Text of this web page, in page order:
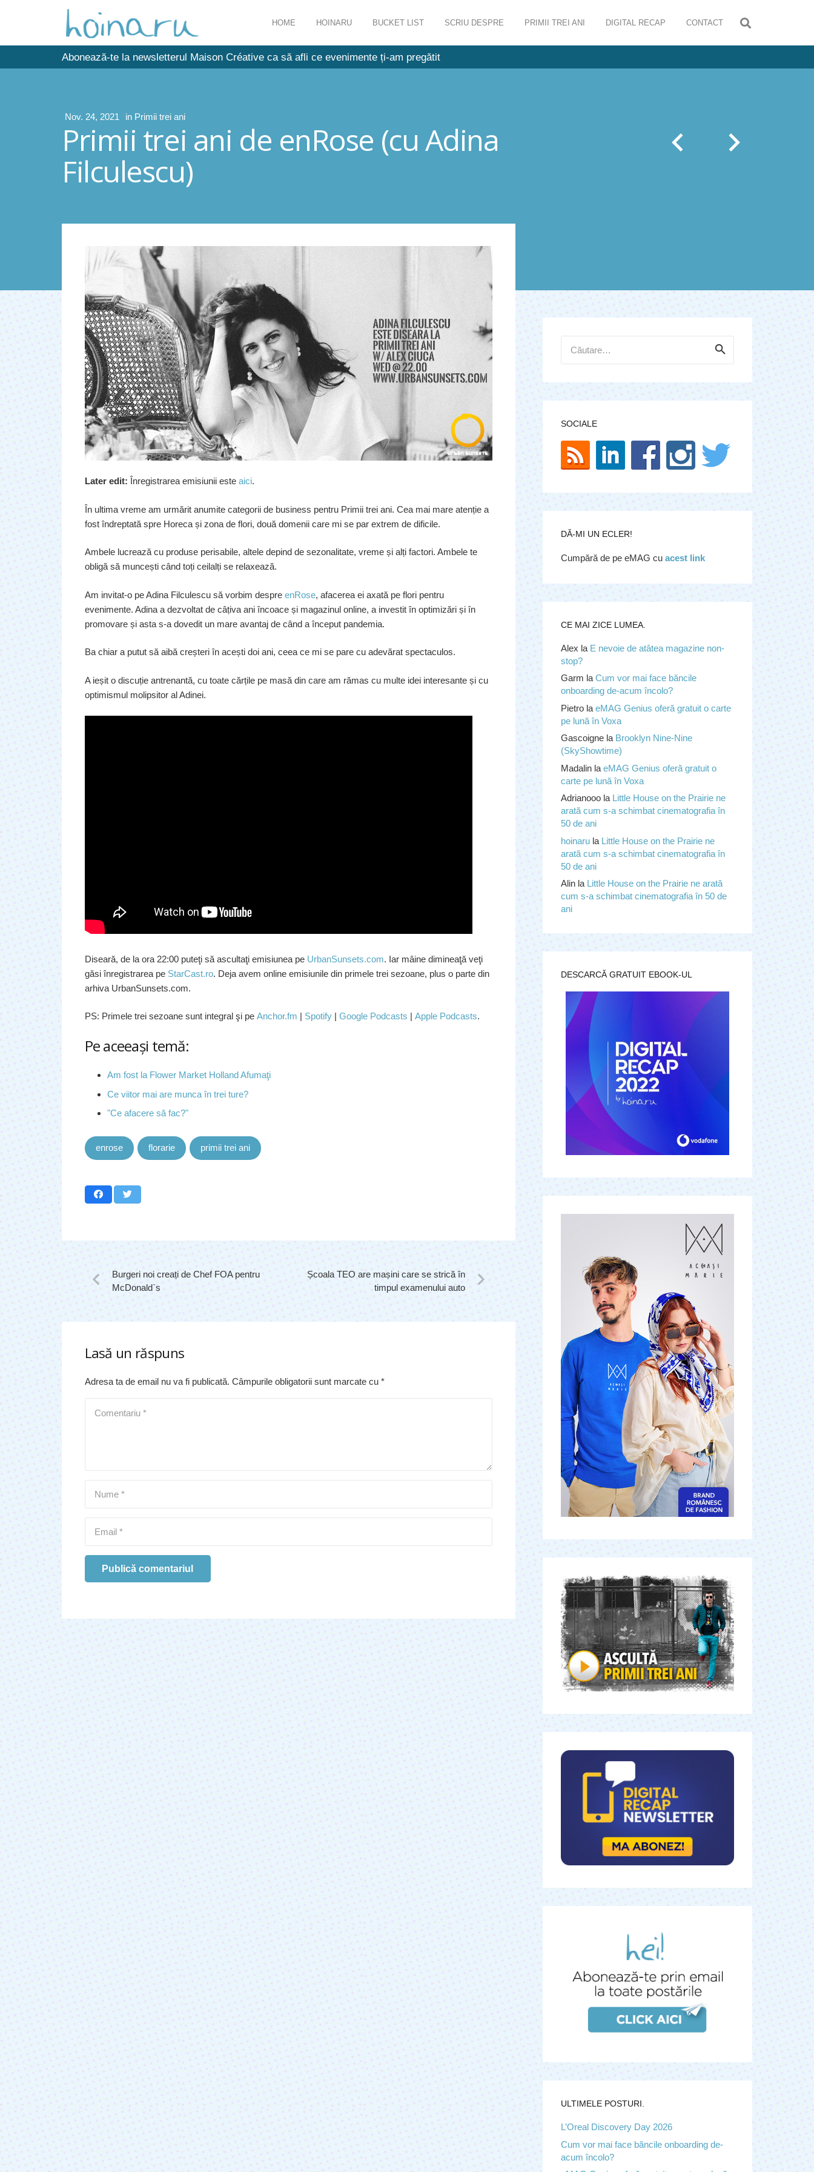
HOME HOINARU BUCKET LIST SCRIU DESPRE PRIMII TREI ANI DIGITAL RECAP CONTACT
Abonează-te la newsletterul Maison Créative ca să afli ce evenimente ți-am pregătit
Nov. 24, 2021 in Primii trei ani
Primii trei ani de enRose (cu Adina
Filculescu)
Later edit: Înregistrarea emisiunii este aici.
În ultima vreme am urmărit anumite categorii de business pentru Primii trei ani. Cea mai mare atenție a
fost îndreptată spre Horeca și zona de flori, două domenii care mi se par extrem de dificile.
Ambele lucrează cu produse perisabile, altele depind de sezonalitate, vreme și alți factori. Ambele te
obligă să muncești când toți ceilalți se relaxează.
Am invitat-o pe Adina Filculescu să vorbim despre enRose, afacerea ei axată pe flori pentru
evenimente. Adina a dezvoltat de câțiva ani încoace și magazinul online, a investit în optimizări și în
promovare și asta s-a dovedit un mare avantaj de când a început pandemia.
Ba chiar a putut să aibă creșteri în acești doi ani, ceea ce mi se pare cu adevărat spectaculos.
A ieșit o discuție antrenantă, cu toate cărțile pe masă din care am rămas cu multe idei interesante și cu
optimismul molipsitor al Adinei.
Diseară, de la ora 22:00 puteţi să ascultaţi emisiunea pe UrbanSunsets.com. Iar mâine dimineaţă veţi
găsi înregistrarea pe StarCast.ro. Deja avem online emisiunile din primele trei sezoane, plus o parte din
arhiva UrbanSunsets.com.
PS: Primele trei sezoane sunt integral şi pe Anchor.fm | Spotify| Google Podcasts | Apple Podcasts.
Pe aceeaşi temă:
Am fost la Flower Market Holland Afumaţi
Ce viitor mai are munca în trei ture?
"Ce afacere să fac?"
enrose florarie primii trei ani
Burgeri noi creați de Chef FOA pentru
McDonald`s
Școala TEO are mașini care se strică în
timpul examenului auto
Lasă un răspuns
Adresa ta de email nu va fi publicată. Câmpurile obligatorii sunt marcate cu *
Publică comentariul
după:
SOCIALE
DĂ-MI UN ECLER!
Cumpără de pe eMAG cu acest link
CE MAI ZICE LUMEA.
Alex la E nevoie de atâtea magazine non-
stop?
Garm la Cum vor mai face băncile
onboarding de-acum încolo?
Pietrola eMAG Genius oferă gratuit o carte
pe lună în Voxa
Gascoignela Brooklyn Nine-Nine
(SkyShowtime)
Madalinla eMAG Genius oferă gratuit o
carte pe lună în Voxa
Adrianooola Little House on the Prairie ne
arată cum s-a schimbat cinematografia în
50 de ani
hoinarula Little House on the Prairie ne
arată cum s-a schimbat cinematografia în
50 de ani
Alinla Little House on the Prairie ne arată
cum s-a schimbat cinematografia în 50 de
ani
DESCARCĂ GRATUIT EBOOK-UL
ULTIMELE POSTURI.
L’Oreal Discovery Day 2026
Cum vor mai face băncile onboarding de-
acum încolo?